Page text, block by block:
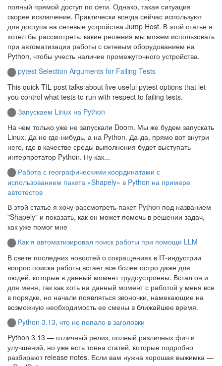
полный прямой доступ по сети. Однако, такая ситуация
скорее исключение. Практически всегда сейчас используют
для доступа на сетевые устройства Jump Host. В этой статье я
хотел бы рассмотреть, какие решения мы можем использовать
при автоматизации работы с сетевым оборудованием на
Python, чтобы учесть наличие промежуточного устройства.
pytest Selection Arguments for Failing Tests
This quick TIL post talks about five useful pytest options that let
you control what tests to run with respect to failing tests.
Запускаем Linux на Python
На чем только уже не запускали Doom. Мы же будем запускать
Linux. Да не где-нибудь, а на Python. Да-да, прямо вот внутри
него, где в качестве среды выполнения будет выступать
интерпретатор Python. Ну как...
Работа с географическими координатами с
использованием пакета «Shapely» в Python на примере
автотестов
В этой статье я хочу рассмотреть пакет Python под названием
"Shapely" и показать, как он может помочь в решении задач,
как уже помог мне
Как я автоматизировал поиск работы при помощи LLM
В свете последних новостей о сокращениях в IT-индустрии
вопрос поиска работы встает все более остро даже для
людей, которые в данный момент трудоустроены. Встал он и
для меня, так как хоть на данный момент с работой у меня все
в порядке, но начали появляться звоночки, намекающие на
возможную необходимость ее смены в ближайшее время.
Python 3.13, что не попало в заголовки
Python 3.13 — отличный релиз, полный различных фич и
улучшений, но уже есть тонна статей, которые подробно
разбирают release notes. Если вам нужна хорошая выжимка —